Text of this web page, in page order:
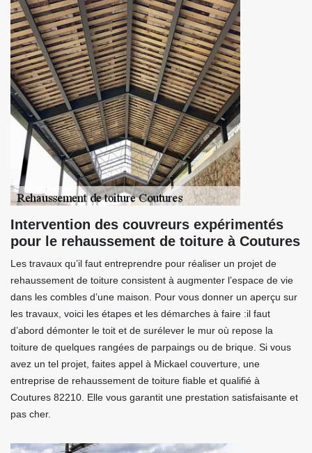
Intervention des couvreurs expérimentés
pour le rehaussement de toiture à Coutures
Les travaux qu’il faut entreprendre pour réaliser un projet de
rehaussement de toiture consistent à augmenter l’espace de vie
dans les combles d’une maison. Pour vous donner un aperçu sur
les travaux, voici les étapes et les démarches à faire :il faut
d’abord démonter le toit et de surélever le mur où repose la
toiture de quelques rangées de parpaings ou de brique. Si vous
avez un tel projet, faites appel à Mickael couverture, une
entreprise de rehaussement de toiture fiable et qualifié à
Coutures 82210. Elle vous garantit une prestation satisfaisante et
pas cher.